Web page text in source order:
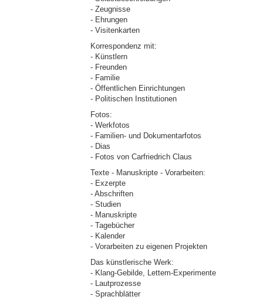
- Zeugnisse
- Ehrungen
- Visitenkarten
Korrespondenz mit:
- Künstlern
- Freunden
- Familie
- Öffentlichen Einrichtungen
- Politischen Institutionen
Fotos:
- Werkfotos
- Familien- und Dokumentarfotos
- Dias
- Fotos von Carfriedrich Claus
Texte - Manuskripte - Vorarbeiten:
- Exzerpte
- Abschriften
- Studien
- Manuskripte
- Tagebücher
- Kalender
- Vorarbeiten zu eigenen Projekten
Das künstlerische Werk:
- Klang-Gebilde, Lettem-Experimente
- Lautprozesse
- Sprachblätter